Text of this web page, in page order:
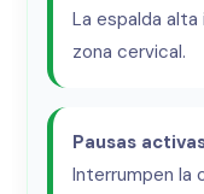
La espalda
zona cervical.
Pausas
Interrumpen la